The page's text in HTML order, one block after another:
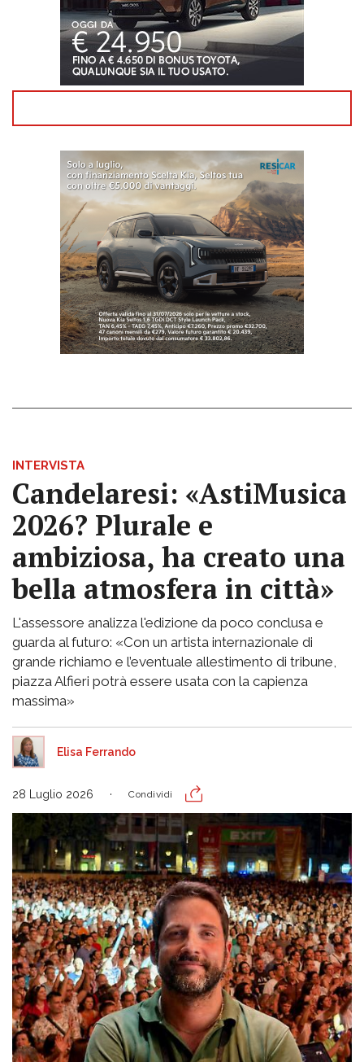
INTERVISTA
Candelaresi: «AstiMusica
2026? Plurale e
ambiziosa, ha creato una
bella atmosfera in città»
L'assessore analizza l'edizione da poco conclusa e
guarda al futuro: «Con un artista internazionale di
grande richiamo e l’eventuale allestimento di tribune,
piazza Alfieri potrà essere usata con la capienza
massima»
Elisa Ferrando
28 Luglio 2026 Condividi